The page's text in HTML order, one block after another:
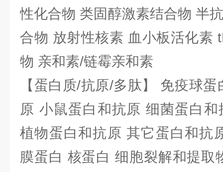
性化合物 类固醇激素结合物 半
合物 放射性核素 血小板活化素
物 亲和素/链霉亲和素
【蛋白质/抗原/多肽】 免疫球
原 小鼠蛋白和抗原 细菌蛋白
植物蛋白和抗原 其它蛋白和抗
膜蛋白 核蛋白 细胞裂解和提取